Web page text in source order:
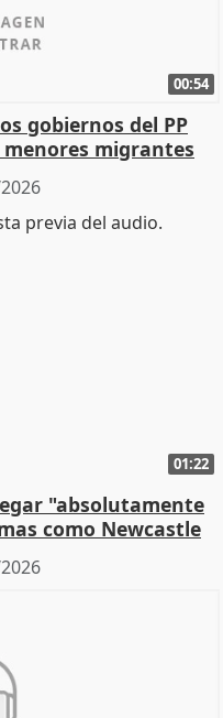
00:54
gobiernos del PP
migrantes
01:22
"absolutamente
como Newcastle